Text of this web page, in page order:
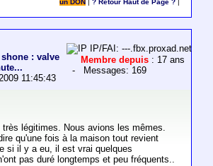
un DON |? Retour Haut de Page ?
: valve
11:45:43
IP/FAI: ---.fbx.proxad.net
Membre depuis : 17 ans
- Messages: 169
légitimes. Nous avions les mêmes.
qu'une fois à la maison tout revient
si il y a eu, il est vrai quelques
pas duré longtemps et peu fréquents..